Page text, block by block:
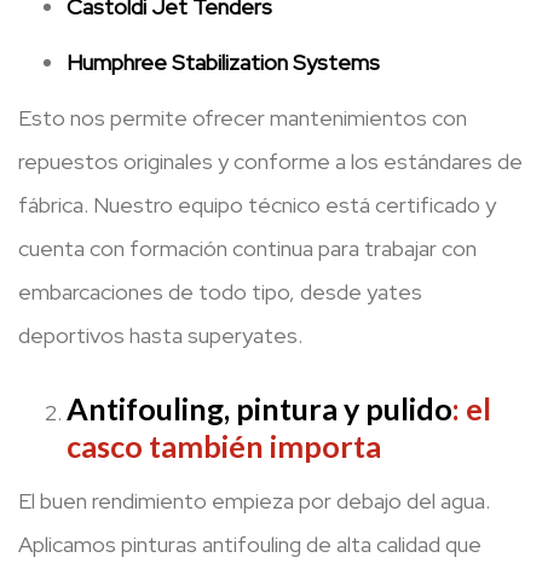
Castoldi Jet Tenders
Humphree Stabilization Systems
Esto nos permite ofrecer mantenimientos con
repuestos originales y conforme a los estándares de
fábrica. Nuestro equipo técnico está certificado y
cuenta con formación continua para trabajar con
embarcaciones de todo tipo, desde yates
deportivos hasta superyates.
Antifouling, pintura y pulido: el
casco también importa
El buen rendimiento empieza por debajo del agua.
Aplicamos pinturas antifouling de alta calidad que